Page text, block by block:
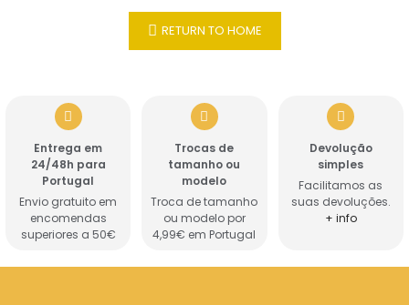
RETURN TO HOME
Entrega em
24/48h para
Portugal
Envio gratuito em
encomendas
superiores a 50€
Trocas de
tamanho ou
modelo
Troca de tamanho
ou modelo por
4,99€ em Portugal
Devolução
simples
Facilitamos as
suas devoluções.
+ info